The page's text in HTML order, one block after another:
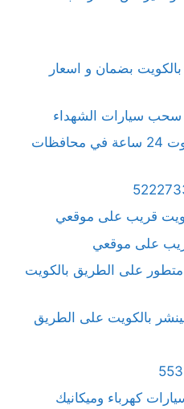
بضمان و اسعار
سحب سيارات الشهداء
برمجة رسيفر و توصيل ريموت 24 ساعة في محافظات
قريب على موقعي
على موقعي
على الطريق بالكويت
بالكويت على الطريق
كهرباء وميكانيك